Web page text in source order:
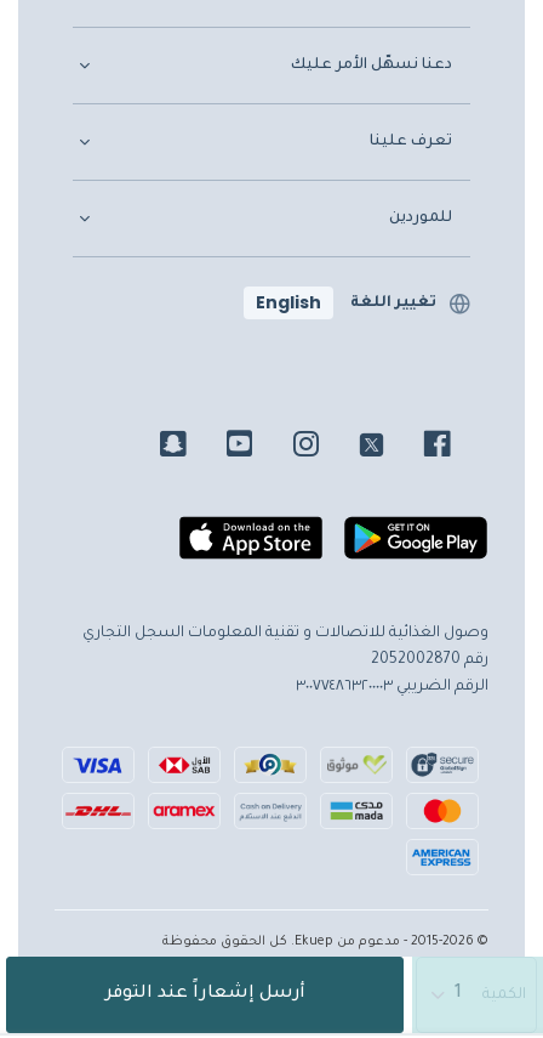
الكمية أرسل إشعاراً عند التوفر
دعنا نسهّل الأمر عليك
تعرف علينا
للموردين
تغيير اللغة English
وصول الغذائية للاتصالات و تقنية المعلومات السجل التجاري
رقم 2052002870
الرقم الضريبي ٣٠٠٧٧٤٨٦٣٢٠٠٠٠٣
© 2015-2026 - مدعوم من Ekuep. كل الحقوق محفوظة